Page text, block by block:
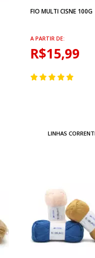
FIO MULTI CISNE 100G
A PARTIR DE:
R$15,99
LINHAS